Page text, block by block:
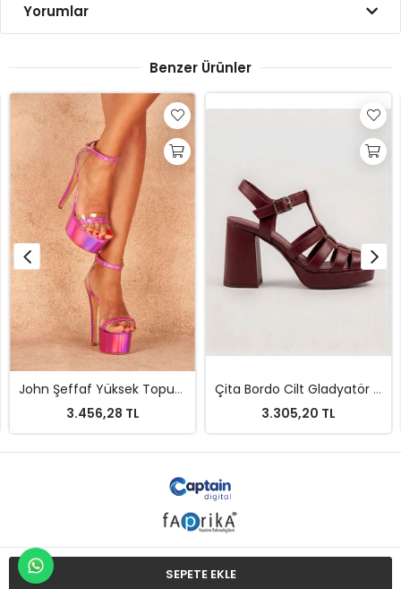
SEPETE EKLE
Yorumlar
Benzer Ürünler
John Şeffaf Yüksek Topuklu Kadın Ayakkabı
3.456,28 TL
Çita Bordo Cilt Gladyatör Kadın Topuklu Ayakkabı
3.305,20 TL